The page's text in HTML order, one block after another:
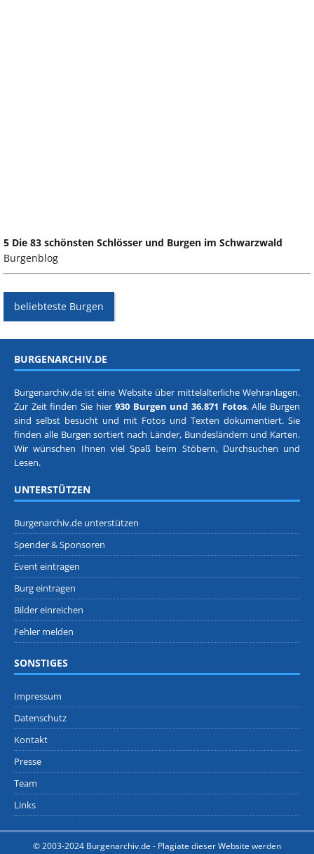
5 Die 83 schönsten Schlösser und Burgen im Schwarzwald
Burgenblog
beliebteste Burgen
BURGENARCHIV.DE
Burgenarchiv.de ist eine Website über mittelalterliche Wehranlagen.
Zur Zeit finden Sie hier930 Burgen und 36.871 Fotos. Alle Burgen
sind selbst besucht und mit Fotos und Texten dokumentiert. Sie
finden alle Burgen sortiert nach Länder, Bundesländern und Karten.
Wir wünschen Ihnen viel Spaß beim Stöbern, Durchsuchen und
Lesen.
UNTERSTÜTZEN
Burgenarchiv.de unterstützen
Spender & Sponsoren
Event eintragen
Burg eintragen
Bilder einreichen
Fehler melden
SONSTIGES
Impressum
Datenschutz
Kontakt
Presse
Team
Links
© 2003-2024 Burgenarchiv.de - Plagiate dieser Website werden